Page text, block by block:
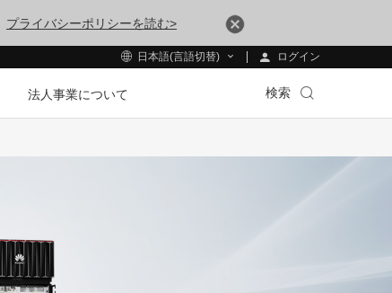
プライバシーポリシーを読む>
日本語(言語切替) ログイン
法人事業について 検索